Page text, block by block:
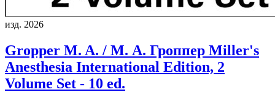
изд. 2026
Gropper M. A. / М. А. Гроппер Miller's
Anesthesia International Edition, 2
Volume Set - 10 ed.